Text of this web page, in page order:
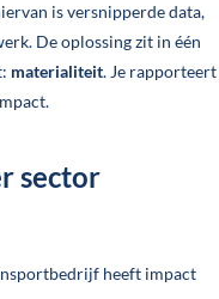
is versnipperde data,
De oplossing zit in één
materialiteit. Je rapporteert
sector
heeft impact